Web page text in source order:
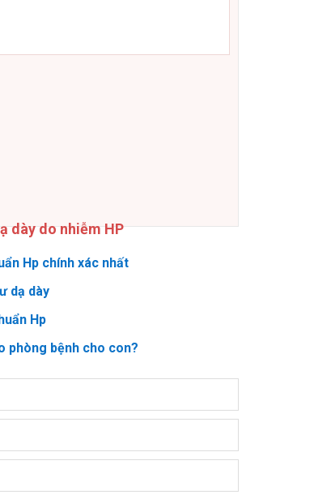
dày do nhiễm HP
Hp chính xác nhất
dạ dày
Hp
phòng bệnh cho con?